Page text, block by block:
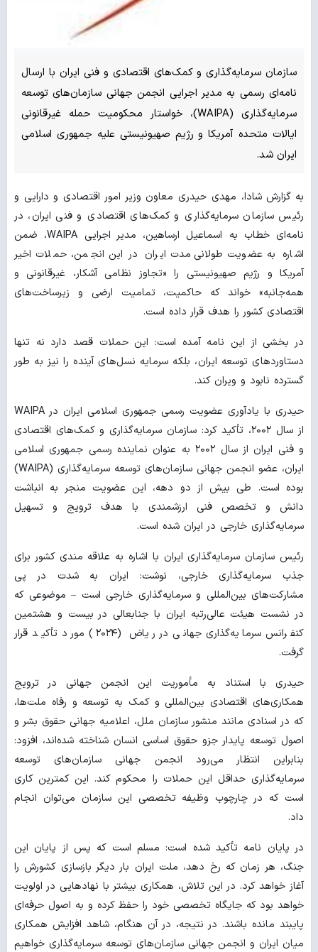
سازمان سرمایه‌گذاری و کمک‌های اقتصادی و فنی ایران با ارسال
نامه‌ای رسمی به مدیر اجرایی انجمن جهانی سازمان‌های توسعه
سرمایه‌گذاری (WAIPA)، خواستار محکومیت حمله غیرقانونی
ایالات متحده آمریکا و رژیم صهیونیستی علیه جمهوری اسلامی
ایران شد.
به گزارش شادا، مهدی حیدری معاون وزیر امور اقتصادی و دارایی و
رئیس سازمان سرمایه‌گذاری و کمک‌های اقتصادی و فنی ایران، در
نامه‌ای خطاب به اسماعیل ارساهین، مدیر اجرایی WAIPA، ضمن
اشاره به عضویت طولانی‌مدت ایران در این انجمن، حملات اخیر
آمریکا و رژیم صهیونیستی را «تجاوز نظامی آشکار، غیرقانونی و
همه‌جانبه» خواند که حاکمیت، تمامیت ارضی و زیرساخت‌های
اقتصادی کشور را هدف قرار داده است.
در بخشی از این نامه آمده است: این حملات قصد دارد نه تنها
دستاوردهای توسعه ایران، بلکه سرمایه نسل‌های آینده را نیز به طور
گسترده نابود و ویران کند.
حیدری با یادآوری عضویت رسمی جمهوری اسلامی ایران در WAIPA
از سال ۲۰۰۲، تأکید کرد: سازمان سرمایه‌گذاری و کمک‌های اقتصادی
و فنی ایران از سال ۲۰۰۲ به عنوان نماینده رسمی جمهوری اسلامی
ایران، عضو انجمن جهانی سازمان‌های توسعه سرمایه‌گذاری (WAIPA)
بوده است. طی بیش از دو دهه، این عضویت منجر به انباشت
دانش و تخصص فنی ارزشمندی با هدف ترویج و تسهیل
سرمایه‌گذاری خارجی در ایران شده است.
رئیس سازمان سرمایه‌گذاری ایران با اشاره به علاقه مندی کشور برای
جذب سرمایه‌گذاری خارجی، نوشت: ایران به شدت در پی
مشارکت‌های بین‌المللی و سرمایه‌گذاری خارجی است – موضوعی که
در نشست هیئت عالی‌رتبه ایران با جنابعالی در بیست و هشتمین
کنفرانس سرمایه‌گذاری جهانی در ریاض (۲۰۲۴) مورد تأکید قرار
گرفت.
حیدری با استناد به مأموریت این انجمن جهانی در ترویج
همکاری‌های اقتصادی بین‌المللی و کمک به توسعه و رفاه ملت‌ها،
که در اسنادی مانند منشور سازمان ملل، اعلامیه جهانی حقوق بشر و
اصول توسعه پایدار جزو حقوق اساسی انسان شناخته شده‌اند، افزود:
بنابراین انتظار می‌رود انجمن جهانی سازمان‌های توسعه
سرمایه‌گذاری حداقل این حملات را محکوم کند. این کمترین کاری
است که در چارچوب وظیفه تخصصی این سازمان می‌توان انجام
داد.
در پایان نامه تأکید شده است: مسلم است که پس از پایان این
جنگ، هر زمان که رخ دهد، ملت ایران بار دیگر بازسازی کشورش را
آغاز خواهد کرد. در این تلاش، همکاری بیشتر با نهادهایی در اولویت
خواهد بود که جایگاه تخصصی خود را حفظ کرده و به اصول حرفه‌ای
پایبند مانده باشند. در نتیجه، در آن هنگام، شاهد افزایش همکاری
میان ایران و انجمن جهانی سازمان‌های توسعه سرمایه‌گذاری خواهیم